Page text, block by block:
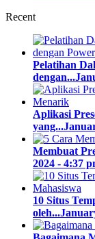
Recent
Pelatihan
dengan...
Aplikasi
yang...
Membuat
2024 - 4:37
10 Situs
oleh...